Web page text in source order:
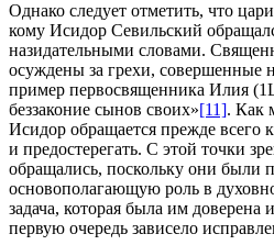
Однако следует отметить, что
кому Исидор Севильский
назидательными словами.
осуждены за грехи, совершенные
пример первосвященника Илия
беззаконие сынов своих»[11]. Как
Исидор обращается прежде всего
и предостерегать. С этой точки
обращались, поскольку они были
основополагающую роль в
задача, которая была им доверена
первую очередь зависело